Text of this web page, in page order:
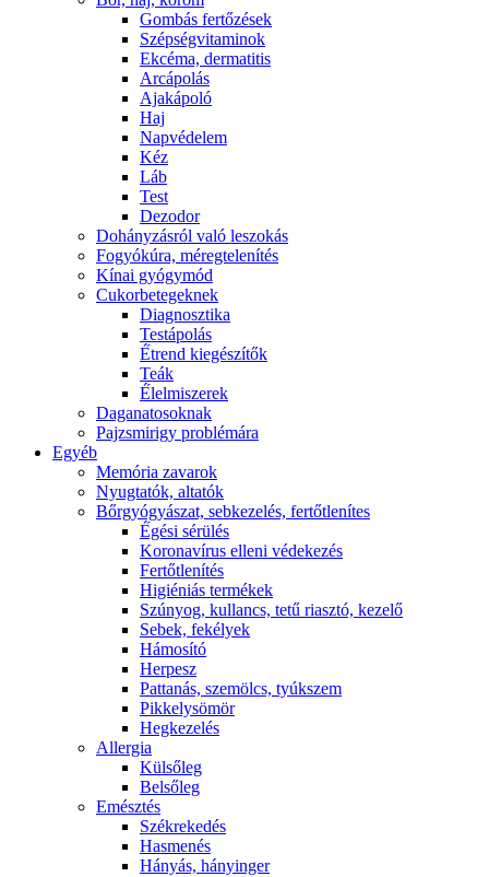
Gombás fertőzések
Szépségvitaminok
Ekcéma, dermatitis
Arcápolás
Ajakápoló
Haj
Napvédelem
Kéz
Láb
Test
Dezodor
Dohányzásról való leszokás
Fogyókúra, méregtelenítés
Kínai gyógymód
Cukorbetegeknek
Diagnosztika
Testápolás
É́trend kiegészítők
Teák
É́lelmiszerek
Daganatosoknak
Pajzsmirigy problémára
Egyéb
Memória zavarok
Nyugtatók, altatók
Bőrgyógyászat, sebkezelés, fertőtlenítes
É́gési sérülés
Koronavírus elleni védekezés
Fertőtlenítés
Higiéniás termékek
Szúnyog, kullancs, tetű riasztó, kezelő
Sebek, fekélyek
Hámosító
Herpesz
Pattanás, szemölcs, tyúkszem
Pikkelysömör
Hegkezelés
Allergia
Külsőleg
Belsőleg
Emésztés
Székrekedés
Hasmenés
Hányás, hányinger